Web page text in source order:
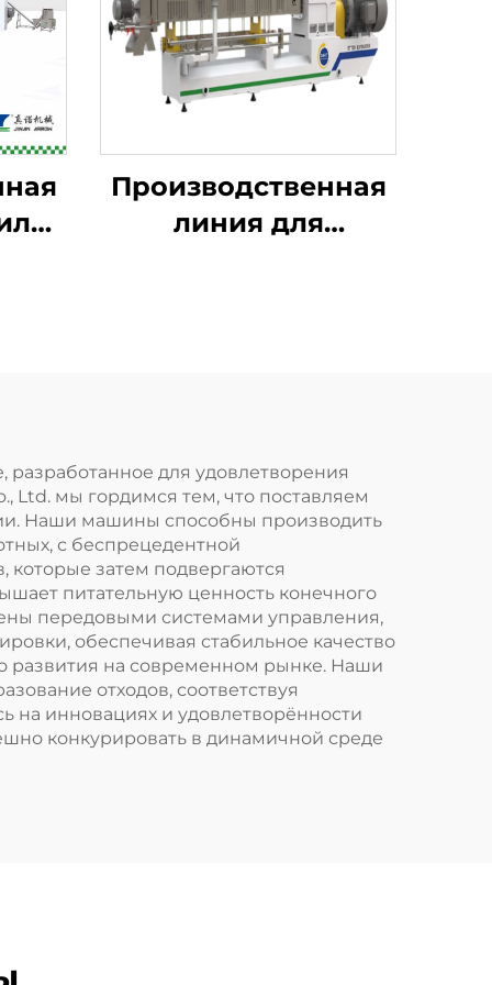
Производственная
линия для
для удовлетворения
мы гордимся тем, что поставляем
Наши машины способны производить
с беспрецедентной
которые затем подвергаются
питательную ценность конечного
передовыми системами управления,
обеспечивая стабильное качество
развития на современном рынке. Наши
отходов, соответствуя
на инновациях и удовлетворённости
конкурировать в динамичной среде